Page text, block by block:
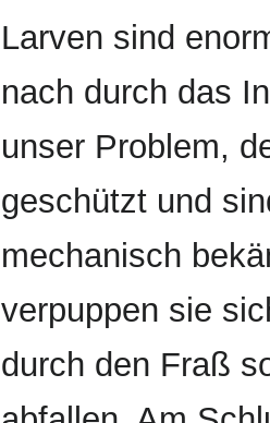
Larven sind
nach durch das
unser Problem,
geschützt und
mechanisch
verpuppen sie
durch den Fraß